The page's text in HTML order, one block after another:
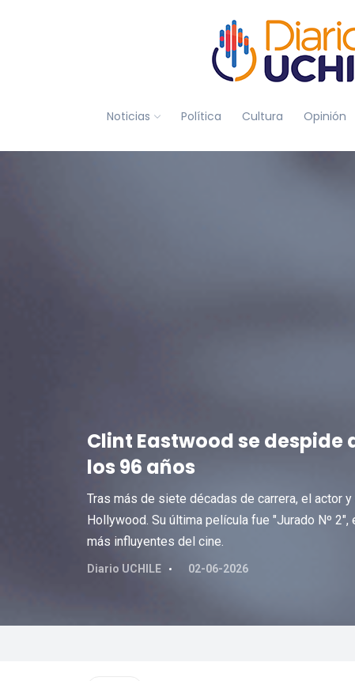
Noticias Política Cultura Opinión
Clint Eastwood se
los 96 años
Tras más de siete décadas de carrera, el actor
Hollywood. Su última película fue "Jurado Nº
más influyentes del cine.
Diario UCHILE 02-06-2026